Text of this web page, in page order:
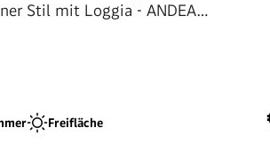
Stil mit Loggia - ANDEA
Freifläche